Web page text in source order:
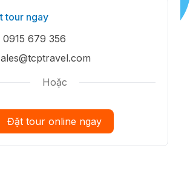
tour ngay
0915 679 356
Hoặc
Đặt tour online ngay